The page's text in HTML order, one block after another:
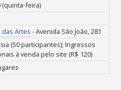
(quinta-feira)
das Artes - Avenida São João, 281
(50 participantes);Ingressos
à venda pelo site (R$ 120)